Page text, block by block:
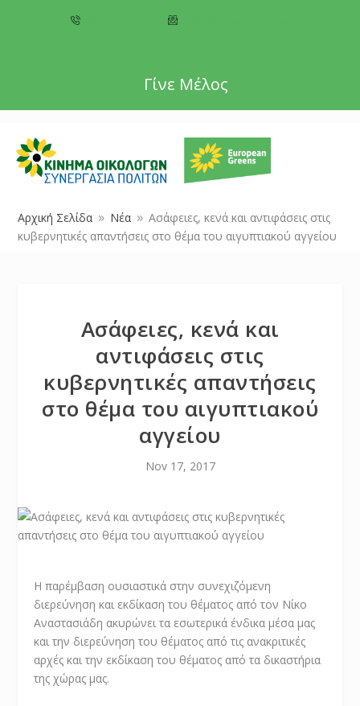
Γίνε Μέλος
Αρχική Σελίδα 9 Νέα 9 Ασάφειες, κενά και αντιφάσεις στις
κυβερνητικές απαντήσεις στο θέμα του αιγυπτιακού αγγείου
Ασάφειες, κενά και
αντιφάσεις στις
κυβερνητικές απαντήσεις
στο θέμα του αιγυπτιακού
αγγείου
Nov 17, 2017
Η παρέμβαση ουσιαστικά στην συνεχιζόμενη
διερεύνηση και εκδίκαση του θέματος από τον Νίκο
Αναστασιάδη ακυρώνει τα εσωτερικά ένδικα μέσα μας
και την διερεύνηση του θέματος από τις ανακριτικές
αρχές και την εκδίκαση του θέματος από τα δικαστήρια
της χώρας μας.